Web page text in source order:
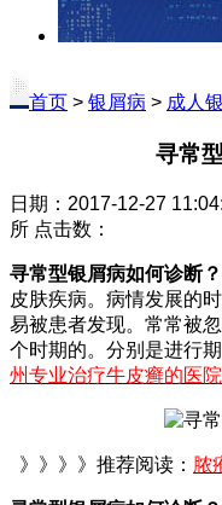
首页 > 银屑病 > 成人
寻常
日期：2017-12-27
所 点击数：
寻常型银屑病如何诊断？
皮肤疾病。病情发展的
易被患者发现。常常被
个时期的。分别是进行
州专业治疗牛皮癣的医院
》》》》推荐阅读： 脓